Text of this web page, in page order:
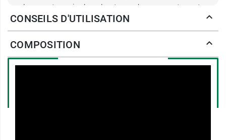
laver votre cuir chevelu et vos cheveux en tenant
compte de leur fragilité. L'extrait de
shiitaké, champignon d'origine asiatique,
possède des propriétés revigorantes et
tonifiantes qui vont revitaliser vos cheveux de la
CONSEILS D'UTILISATION
COMPOSITION